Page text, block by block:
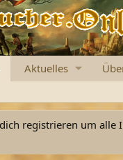
Aktuelles
registrieren um alle